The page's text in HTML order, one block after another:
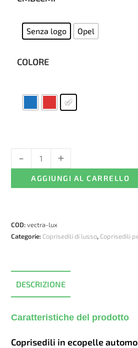
Senza logo Opel
COLORE
Coprisedili
Opel
Vectra
ecopelle
quantità
- +
AGGIUNGI AL CARRELLO
COD:vectra-lux
Categorie: Coprisedili di lusso, Coprisedili
DESCRIZIONE
Caratteristiche del prodotto
Coprisedili in ecopelle